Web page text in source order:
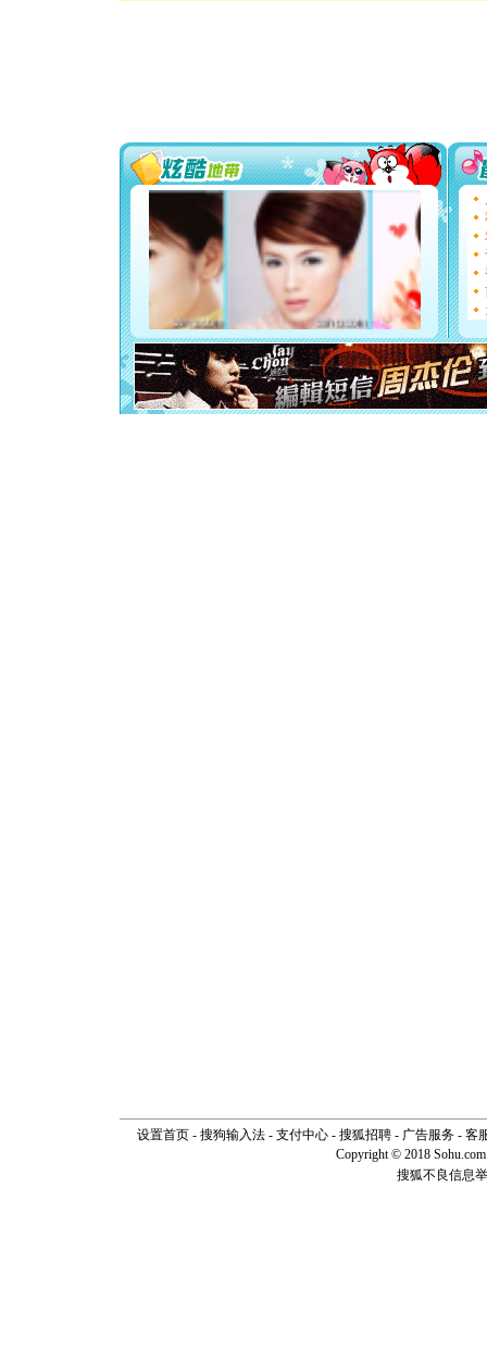
[圣诞节]
能正大光
天都要快
[圣诞节]
如意,快
[元旦]
看
断电。
你是我
[元旦]
如
起；二
离。水
[元旦]当
泣，这痛
卖了。水
[春节]风
颜！冬去
设置首页- 搜狗输入法- 支付中心- 搜狐招聘- 广告服务- 客
Copyright © 2018
搜狐不良信息